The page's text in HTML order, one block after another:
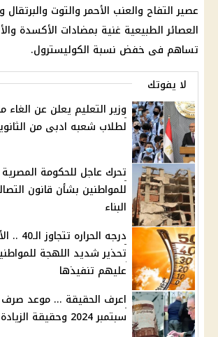
عصير التفاح والعنب الأحمر والتوت
العصائر الطبيعية غنية بمضادات الأكسدة
تساهم فى خفض نسبة الكوليسترول.
لا يفوتك
وزير التعليم يعلن عن الغاء
لطلاب شعبه ادبى من الثانوية
تحرك عاجل للحكومة
للمواطنين بشأن قانون
البناء
درجه
تحذير شديد اللهجة
عليهم تنفيذها
اعرف الحقيقة ... موعد
سبتمبر 2024 وحقيقة الزيادة الجديدة